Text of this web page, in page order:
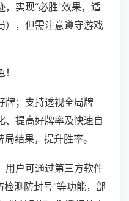
实现“必胜”效果，适
），但需注意遵守游戏
牌；支持透视全局牌
、提高好牌率及快速自
结果，提升胜率。
用户可通过第三方软件
检测防封号”等功能，部